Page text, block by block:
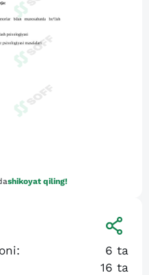
shikoyat qiling!
6 ta
16 ta